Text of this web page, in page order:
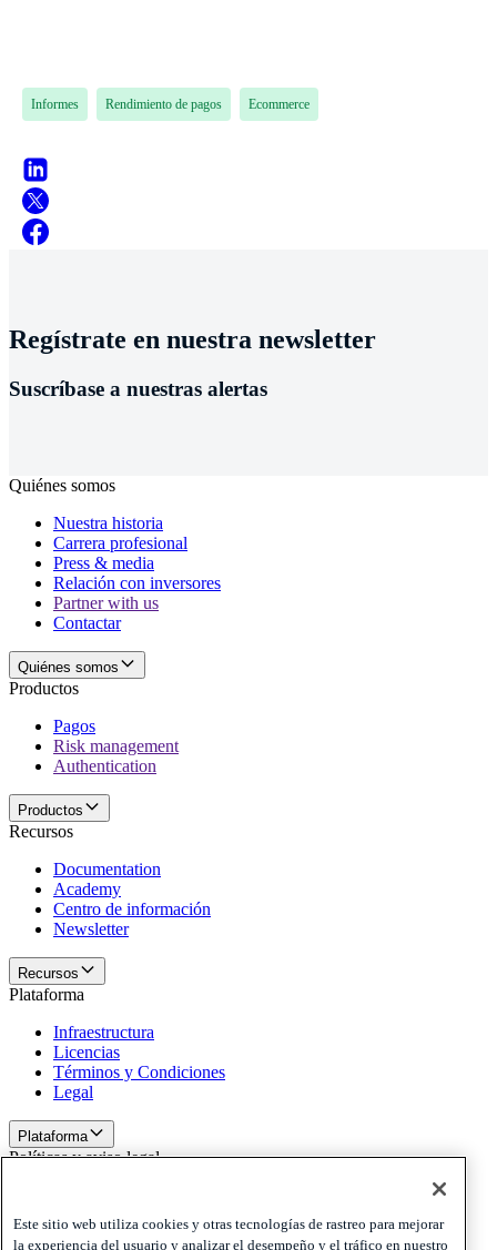
Informes Rendimiento de pagos Ecommerce
Regístrate en nuestra newsletter
Suscríbase a nuestras alertas
Quiénes somos
Nuestra historia
Carrera profesional
Press & media
Relación con inversores
Partner with us
Contactar
Quiénes somos
Productos
Pagos
Risk management
Authentication
Productos
Recursos
Documentation
Academy
Centro de información
Newsletter
Recursos
Plataforma
Infraestructura
Licencias
Términos y Condiciones
Legal
Plataforma
Políticas y aviso legal
Cookies
Disclaimer
Este sitio web utiliza cookies y otras tecnologías de rastreo para mejorar
la experiencia del usuario y analizar el desempeño y el tráfico en nuestro